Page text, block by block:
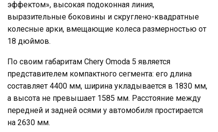
эффектом», высокая подоконная линия,
выразительные боковины и скруглено-квадратные
колесные арки, вмещающие колеса размерностью от
18 дюймов.
По своим габаритам Chery Omoda 5 является
представителем компактного сегмента: его длина
составляет 4400 мм, ширина укладывается в 1830 мм,
а высота не превышает 1585 мм. Расстояние между
передней и задней осями у автомобиля простирается
на 2630 мм.